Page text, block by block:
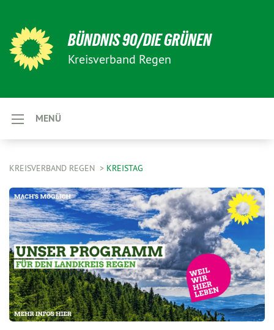
BÜNDNIS 90/DIE GRÜNEN
Kreisverband Regen
MENÜ
KREISVERBAND REGEN KREISTAG